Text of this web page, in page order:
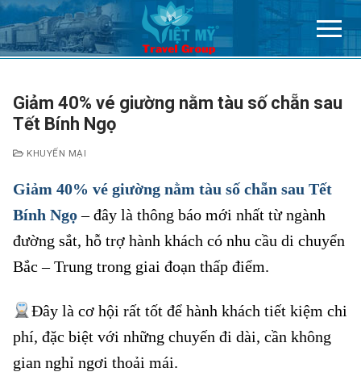
Chuyển
đến
nội
Giảm 40% vé giường nằm tàu số chẵn sau
Tết Bính Ngọ
KHUYẾN MẠI
Giảm 40% vé giường nằm tàu số chẵn sau Tết
Bính Ngọ– đây là thông báo mới nhất từ ngành
đường sắt, hỗ trợ hành khách có nhu cầu di chuyển
Bắc – Trung trong giai đoạn thấp điểm.
Đây là cơ hội rất tốt để hành khách tiết kiệm chi
phí, đặc biệt với những chuyến đi dài, cần không
gian nghỉ ngơi thoải mái.